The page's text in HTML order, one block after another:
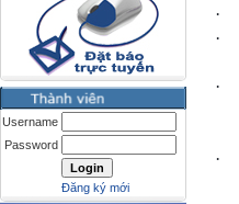
Username
Password
Đăng ký mới
·
·
·
·